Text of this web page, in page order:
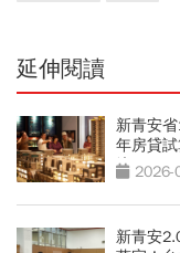
延伸閱讀
新青安
年房貸
境？2026-
新青安